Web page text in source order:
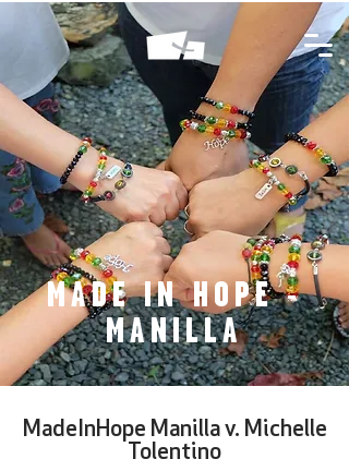
MADE IN HOPE -
MANILLA
MadeInHope Manilla v. Michelle
Tolentino